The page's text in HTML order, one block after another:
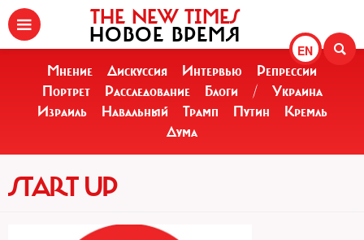
EN
THE NEW TIMES
НОВОЕ ВРЕМЯ
Мнение Дискуссия Интервью
Репрессии
Портрет
Расследование Блоги /
Украина
Израиль
Навальный Трамп Путин
Кремль
Дума
START UP